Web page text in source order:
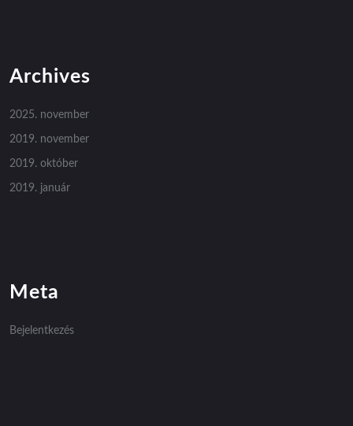
Archives
2025. november
2019. november
2019. október
2019. január
Meta
Bejelentkezés